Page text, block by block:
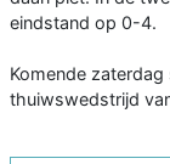
eindstand op 0-4.
Komende
thuiwswedstrijd